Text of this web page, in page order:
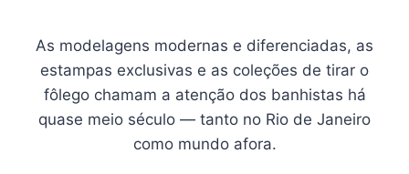
As modelagens modernas e diferenciadas, as
estampas exclusivas e as coleções de tirar o
fôlego chamam a atenção dos banhistas há
quase meio século — tanto no Rio de Janeiro
como mundo afora.